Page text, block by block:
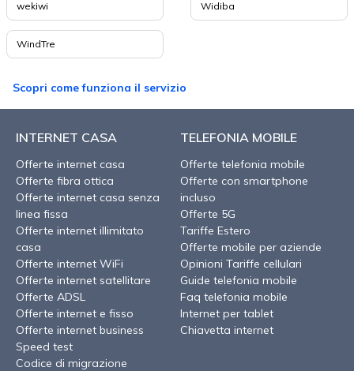
wekiwi Widiba
WindTre
Scopri come funziona il servizio
INTERNET CASA
Offerte internet casa
Offerte fibra ottica
Offerte internet casa senza
linea fissa
Offerte internet illimitato
casa
Offerte internet WiFi
Offerte internet satellitare
Offerte ADSL
Offerte internet e fisso
Offerte internet business
Speed test
Codice di migrazione
TELEFONIA MOBILE
Offerte telefonia mobile
Offerte con smartphone
incluso
Offerte 5G
Tariffe Estero
Offerte mobile per aziende
Opinioni Tariffe cellulari
Guide telefonia mobile
Faq telefonia mobile
Internet per tablet
Chiavetta internet